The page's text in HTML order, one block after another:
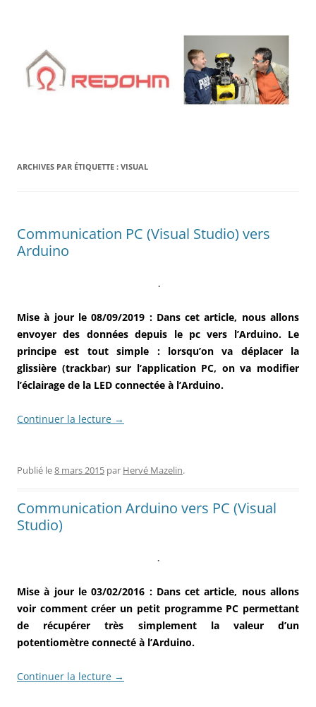
ARCHIVES PAR ÉTIQUETTE : VISUAL
Communication PC (Visual Studio) vers
Arduino
.
Mise à jour le 08/09/2019 : Dans cet article, nous allons
envoyer des données depuis le pc vers l’Arduino. Le
principe est tout simple : lorsqu’on va déplacer la
glissière (trackbar) sur l’application PC, on va modifier
l’éclairage de la LED connectée à l’Arduino.
Continuer la lecture →
Publié le8 mars 2015 par Hervé Mazelin.
Communication Arduino vers PC (Visual
Studio)
.
Mise à jour le 03/02/2016 : Dans cet article, nous allons
voir comment créer un petit programme PC permettant
de récupérer très simplement la valeur d’un
potentiomètre connecté à l’Arduino.
Continuer la lecture →